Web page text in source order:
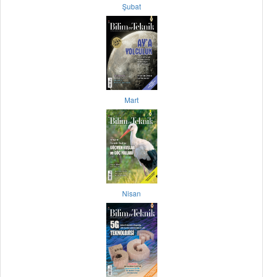
Şubat
Mart
Nisan